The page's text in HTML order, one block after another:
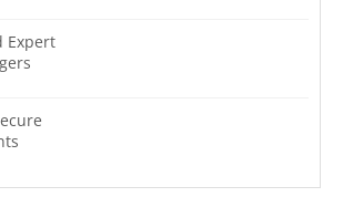
Expert